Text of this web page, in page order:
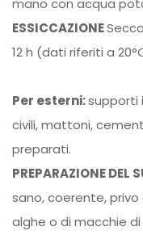
mano con acqua
ESSICCAZIONE
12 h (dati riferiti a
Per esterni:supporti
civili, mattoni,
preparati.
PREPARAZIONE DEL
sano, coerente,
alghe o di macchie